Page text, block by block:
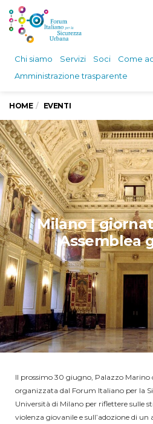
Chi siamo Servizi Soci Come
Amministrazione trasparente
HOME EVENTI
Milano |
Assemblea
Il prossimo 30 giugno, Palazzo
organizzata dal Forum Italiano per la
Università di Milano per riflettere sulle
violenza giovanile e sull’adozione di